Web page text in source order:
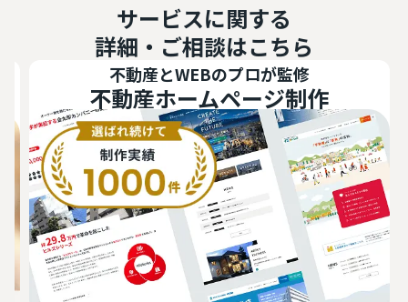
サービスに関する
詳細・ご相談はこちら
不動産とWEBのプロが監修
不動産ホームページ制作